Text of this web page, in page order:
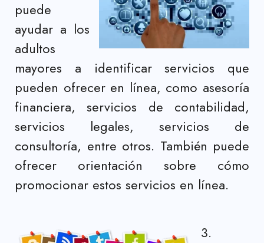
puede
ayudar a los
adultos
mayores a identificar servicios que
pueden ofrecer en línea, como asesoría
financiera, servicios de contabilidad,
servicios legales, servicios de
consultoría, entre otros. También puede
ofrecer orientación sobre cómo
promocionar estos servicios en línea.
3.